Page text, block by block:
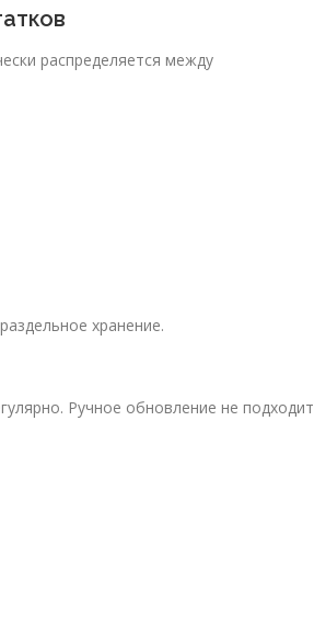
распределяется между
хранение.
Ручное обновление не подходит